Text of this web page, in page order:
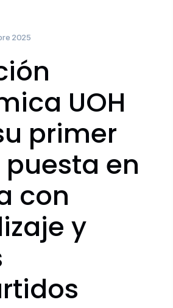
2025
UOH
primer
en
con
y